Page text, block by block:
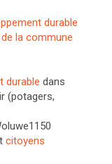
durable
la commune
durable dans
(potagers,
citoyens